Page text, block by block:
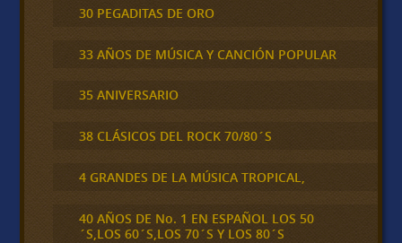
30 PEGADITAS DE ORO
33 AÑOS DE MÚSICA Y CANCIÓN POPULAR
35 ANIVERSARIO
38 CLÁSICOS DEL ROCK 70/80´S
4 GRANDES DE LA MÚSICA TROPICAL,
40 AÑOS DE No. 1 EN ESPAÑOL LOS 50
´S,LOS 60´S,LOS 70´S Y LOS 80´S